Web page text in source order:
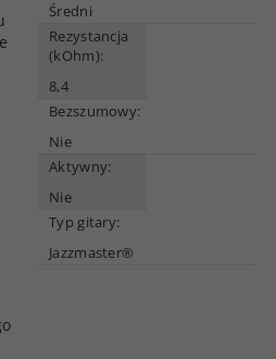
Średni
Rezystancja
(kOhm):
8,4
Bezszumowy:
Nie
Aktywny:
Nie
Typ gitary:
Jazzmaster®